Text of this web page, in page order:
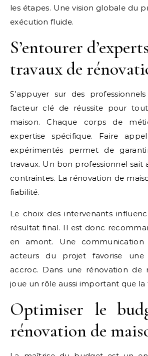
les étapes. Une vision globale du
exécution fluide.
S’entourer
travaux de
S’appuyer sur des
facteur clé de réussite pour
maison. Chaque corps de
expertise spécifique. Faire
expérimentés permet de
travaux. Un bon professionnel sait
contraintes. La rénovation de
fiabilité.
Le choix des intervenants
résultat final. Il est donc
en amont. Une
acteurs du projet favorise une
accroc. Dans une rénovation de
joue un rôle aussi important que la
Optimiser le
rénovation de